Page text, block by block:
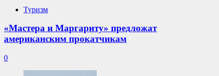
Туризм
«Мастера и Маргариту» предложат
американским прокатчикам
0